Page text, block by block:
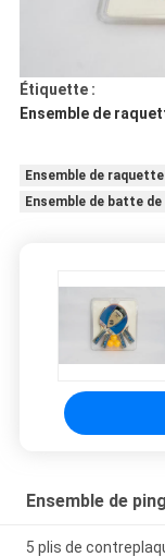
Étiquette :
Ensemble de
Ensemble de
Ensemble de batte
Ensemble de
5 plis de